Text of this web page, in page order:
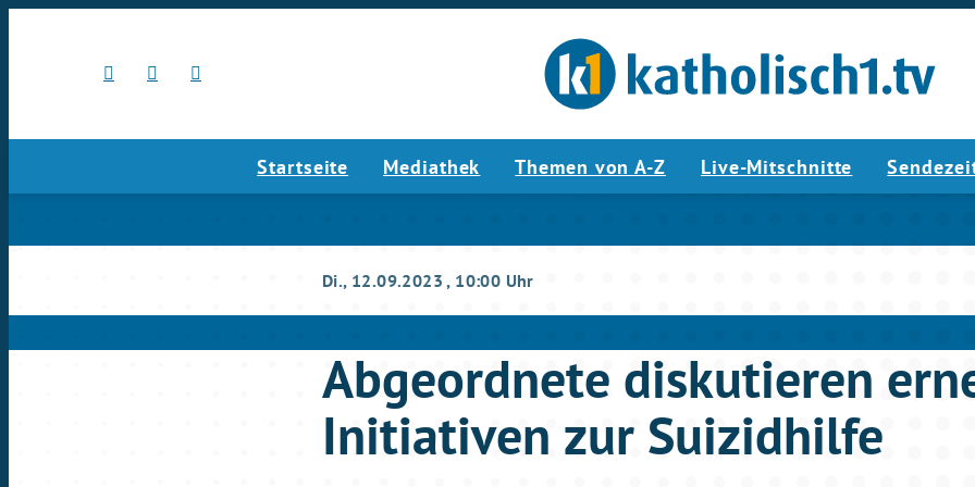
Startseite Mediathek Themen von A-Z Live-Mitschnitte
Di., 12.09.2023, 10:00 Uhr
Abgeordnete diskutieren
Initiativen zur Suizidhilfe